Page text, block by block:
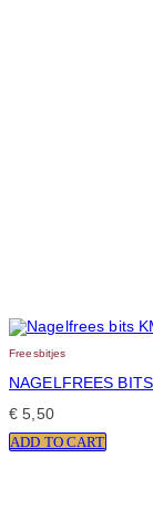
Freesbitjes
NAGELFREES
€ 5,50
ADD TO CART